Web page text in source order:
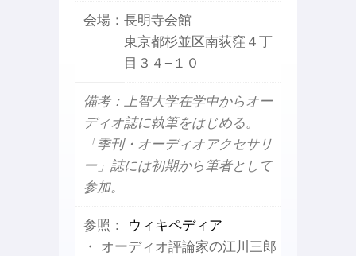
会場： 長明寺会館
東京都杉並区南荻窪４丁
目３４−１０
備考：上智大学在学中からオー
ディオ誌に執筆をはじめる。
「季刊・オーディオアクセサリ
ー」誌には初期から筆者として
参加。
参照：
ウィキペディア
・ オーディオ評論家の江川三郎